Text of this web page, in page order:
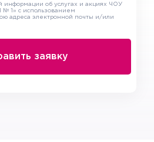
информации об услугах и акциях ЧОУ
с использованием
адреса электронной почты и/или